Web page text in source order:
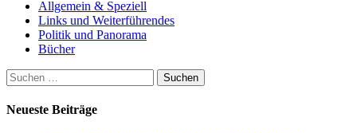
Allgemein & Speziell
Links und Weiterführendes
Politik und Panorama
Bücher
Suchen
nach:
Neueste Beiträge